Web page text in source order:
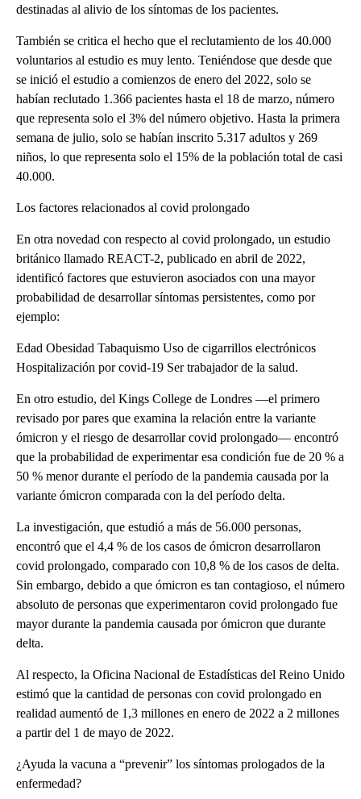
destinadas al alivio de los síntomas de los pacientes.
También se critica el hecho que el reclutamiento de los 40.000
voluntarios al estudio es muy lento. Teniéndose que desde que
se inició el estudio a comienzos de enero del 2022, solo se
habían reclutado 1.366 pacientes hasta el 18 de marzo, número
que representa solo el 3% del número objetivo. Hasta la primera
semana de julio, solo se habían inscrito 5.317 adultos y 269
niños, lo que representa solo el 15% de la población total de casi
40.000.
Los factores relacionados al covid prolongado
En otra novedad con respecto al covid prolongado, un estudio
británico llamado REACT-2, publicado en abril de 2022,
identificó factores que estuvieron asociados con una mayor
probabilidad de desarrollar síntomas persistentes, como por
ejemplo:
Edad Obesidad Tabaquismo Uso de cigarrillos electrónicos
Hospitalización por covid-19 Ser trabajador de la salud.
En otro estudio, del Kings College de Londres —el primero
revisado por pares que examina la relación entre la variante
ómicron y el riesgo de desarrollar covid prolongado— encontró
que la probabilidad de experimentar esa condición fue de 20 % a
50 % menor durante el período de la pandemia causada por la
variante ómicron comparada con la del período delta.
La investigación, que estudió a más de 56.000 personas,
encontró que el 4,4 % de los casos de ómicron desarrollaron
covid prolongado, comparado con 10,8 % de los casos de delta.
Sin embargo, debido a que ómicron es tan contagioso, el número
absoluto de personas que experimentaron covid prolongado fue
mayor durante la pandemia causada por ómicron que durante
delta.
Al respecto, la Oficina Nacional de Estadísticas del Reino Unido
estimó que la cantidad de personas con covid prolongado en
realidad aumentó de 1,3 millones en enero de 2022 a 2 millones
a partir del 1 de mayo de 2022.
¿Ayuda la vacuna a “prevenir” los síntomas prologados de la
enfermedad?